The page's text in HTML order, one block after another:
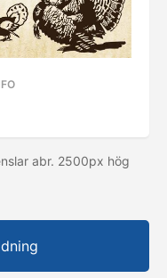
abr. 2500px hög